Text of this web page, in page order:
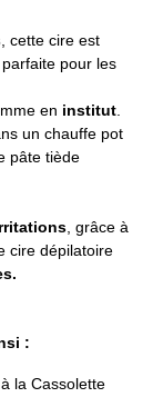
, cette cire est
pour les
en institut
un chauffe pot
pâte tiède
, grâce à
cire dépilatoire
:
la Cassolette